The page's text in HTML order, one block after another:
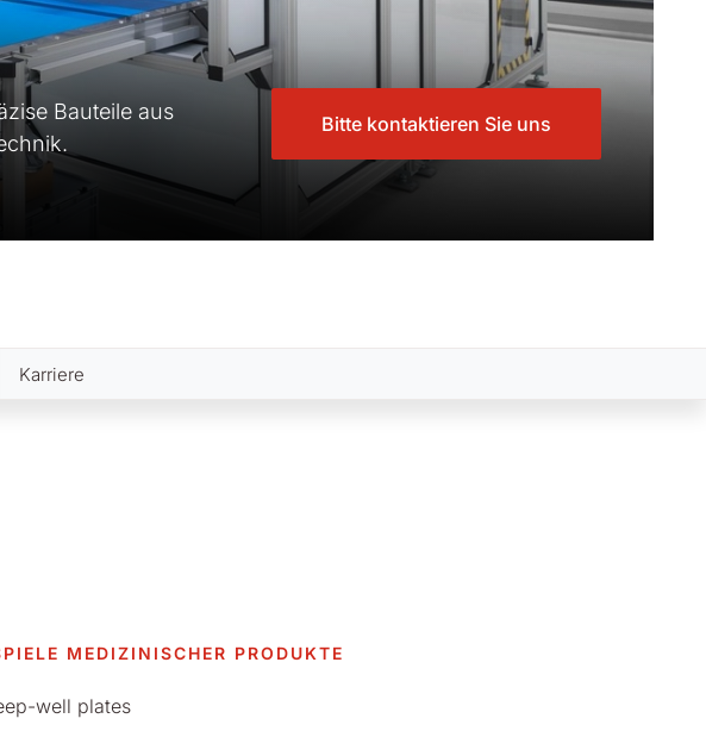
Bauteile aus
Bitte kontaktieren Sie uns
Karriere
MEDIZINISCHER PRODUKTE
well plates